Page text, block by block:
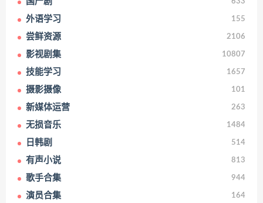
外语学习 155
尝鲜资源 2106
影视剧集 10807
技能学习 1657
摄影摄像 101
新媒体运营 263
无损音乐 1484
日韩剧 514
有声小说 813
歌手合集 944
演员合集 164